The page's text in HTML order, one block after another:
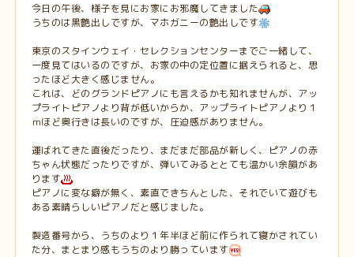
今日の午後、様子を見にお家にお邪魔してきました
うちのは黒艶出しですが、マホガニーの艶出しです
東京のスタインウェイ・セレクションセンターまでご一緒して、
一度見てはいるのですが、お家の中の定位置に据えられると、思
ったほど大きく感じません。
これは、どのグランドピアノにも言えるかも知れませんが、アッ
プライトピアノより背が低いからか、アップライトピアノより１
ｍほど奥行きは長いのですが、圧迫感がありません。
運ばれてきた直後だったり、まだまだ部品が新しく、ピアノの赤
ちゃん状態だったりですが、弾いてみるととても温かい余韻があ
ります
ピアノに変な癖が無く、素直できちんとした、それでいて遊びも
ある素晴らしいピアノだと感じました。
製造番号から、うちのより１年半ほど前に作られて寝かされてい
た分、まとまり感もうちのより勝っています